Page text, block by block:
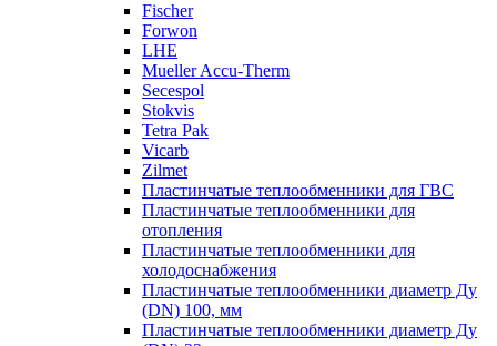
Fischer
Forwon
LHE
Mueller Accu-Therm
Secespol
Stokvis
Tetra Pak
Vicarb
Zilmet
Пластинчатые теплообменники для ГВС
Пластинчатые теплообменники для
отопления
Пластинчатые теплообменники для
холодоснабжения
Пластинчатые теплообменники диаметр Ду
(DN) 100, мм
Пластинчатые теплообменники диаметр Ду